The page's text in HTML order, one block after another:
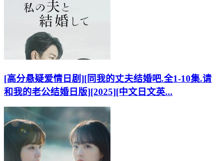
[高分悬疑爱情日剧][同我的丈夫结婚吧.全1-10集.请
和我的老公结婚日版][2025][中文日文英...